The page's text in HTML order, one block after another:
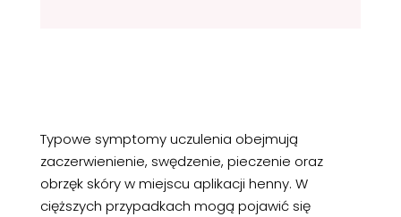
Typowe symptomy uczulenia obejmują
zaczerwienienie, swędzenie, pieczenie oraz
obrzęk skóry w miejscu aplikacji henny. W
cięższych przypadkach mogą pojawić się